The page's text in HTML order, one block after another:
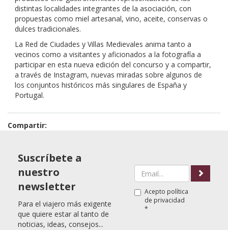
distintas localidades integrantes de la asociación, con
propuestas como miel artesanal, vino, aceite, conservas o
dulces tradicionales.
La Red de Ciudades y Villas Medievales anima tanto a
vecinos como a visitantes y aficionados a la fotografía a
participar en esta nueva edición del concurso y a compartir,
a través de Instagram, nuevas miradas sobre algunos de
los conjuntos históricos más singulares de España y
Portugal.
Compartir:
Suscríbete a
nuestro
newsletter
Para el viajero más exigente
que quiere estar al tanto de
noticias, ideas, consejos...
Acepto política
de privacidad
*